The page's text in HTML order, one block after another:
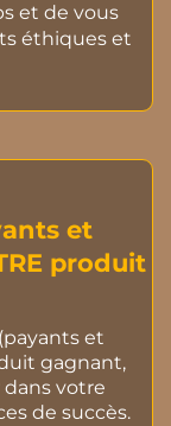
et de vous
éthiques et
et
produit
et
gagnant,
votre
de succès.